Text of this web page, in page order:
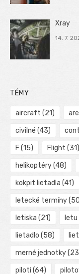
Xray
14. 7.
TÉMY
aircraft (21)
civilné (43)
F (15) Flight (31)
helikoptéry(48)
kokpit lietadla (41)
letecké termíny
letiska (21) letu
lietadlo (58)
merné jednotky
piloti (64)